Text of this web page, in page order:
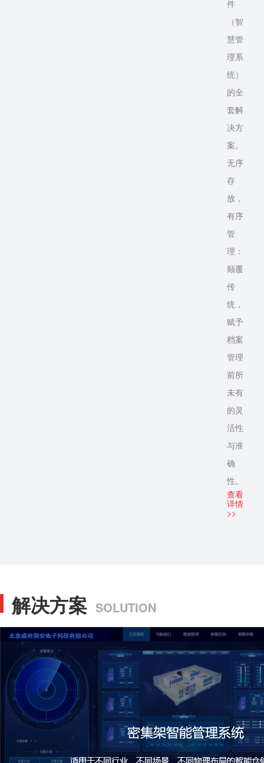
件
（智
慧管
理系
统）
的全
套解
决方
案。
无序
存
放，
有序
管
理：
颠覆
传
统，
赋予
档案
管理
前所
未有
的灵
活性
与准
确
性。
查看
详情
>>
解决方案 SOLUTION